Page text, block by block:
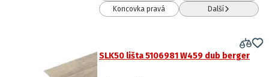
Koncovka pravá
Další
SLK50 lišta 5106981 W459 dub berger